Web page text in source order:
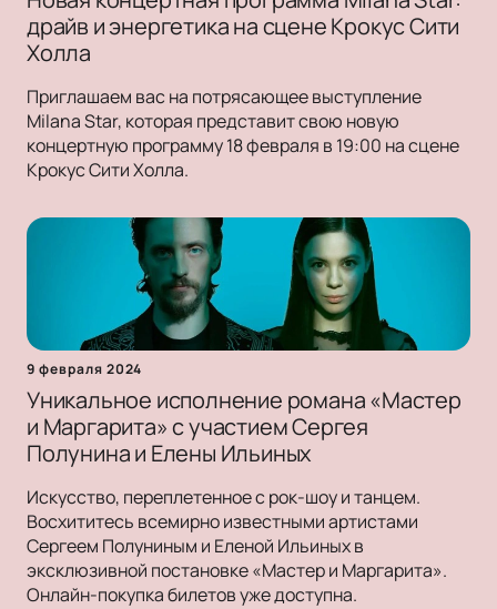
драйв и энергетика на сцене Крокус Сити
Холла
Приглашаем вас на потрясающее выступление
Milana Star, которая представит свою новую
концертную программу 18 февраля в 19:00 на сцене
Крокус Сити Холла.
9 февраля 2024
Уникальное исполнение романа «Мастер
и Маргарита» с участием Сергея
Полунина и Елены Ильиных
Искусство, переплетенное с рок-шоу и танцем.
Восхититесь всемирно известными артистами
Сергеем Полуниным и Еленой Ильиных в
эксклюзивной постановке «Мастер и Маргарита».
Онлайн-покупка билетов уже доступна.